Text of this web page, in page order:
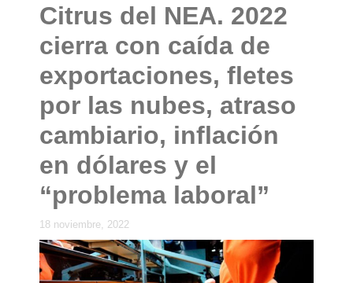
Citrus del NEA. 2022
cierra con caída de
exportaciones, fletes
por las nubes, atraso
cambiario, inflación
en dólares y el
“problema laboral”
18 noviembre, 2022